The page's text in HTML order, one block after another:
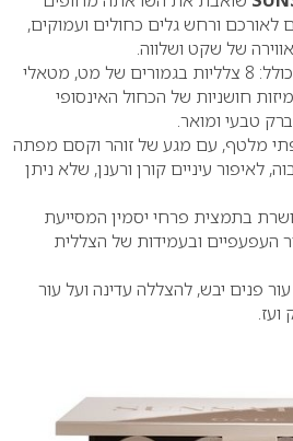
לאורכם ורחש גלים כחולים ועמוקים,
של שקט ושלווה.
קומפקטי וכולל: 8 צלליות בגמורים של מט, מטאלי
חושניות של הכחול האינסופי
טבעי ומואר.
מלטף, עם מגע של זוהר וקסם מפתה
לאיפור עיניים קורן ורענן, שלא ניתן
בתמצית פרחי יסמין המסייעת
העפעפיים ובעמידות של הצללית
פנים יבש, להצללה עדינה ועל עור
ועז.